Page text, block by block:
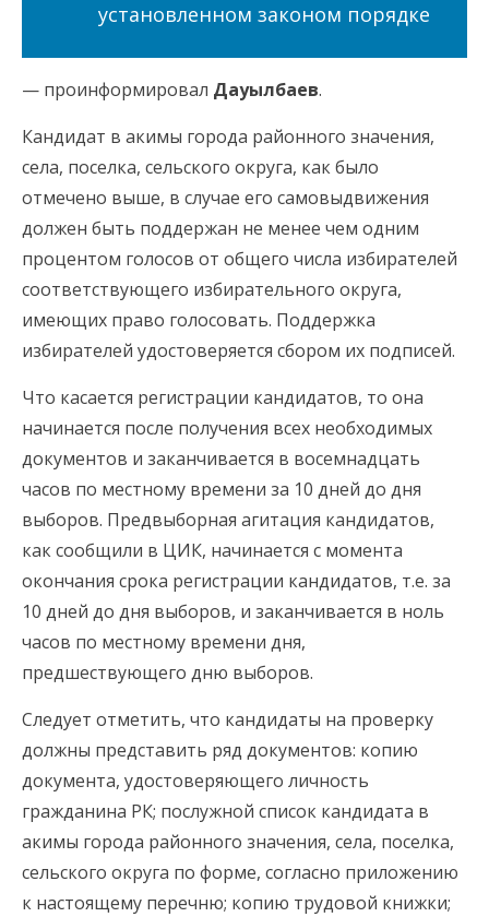
установленном законом порядке
— проинформировал Дауылбаев.
Кандидат в акимы города районного значения,
села, поселка, сельского округа, как было
отмечено выше, в случае его самовыдвижения
должен быть поддержан не менее чем одним
процентом голосов от общего числа избирателей
соответствующего избирательного округа,
имеющих право голосовать. Поддержка
избирателей удостоверяется сбором их подписей.
Что касается регистрации кандидатов, то она
начинается после получения всех необходимых
документов и заканчивается в восемнадцать
часов по местному времени за 10 дней до дня
выборов. Предвыборная агитация кандидатов,
как сообщили в ЦИК, начинается с момента
окончания срока регистрации кандидатов, т.е. за
10 дней до дня выборов, и заканчивается в ноль
часов по местному времени дня,
предшествующего дню выборов.
Следует отметить, что кандидаты на проверку
должны представить ряд документов: копию
документа, удостоверяющего личность
гражданина РК; послужной список кандидата в
акимы города районного значения, села, поселка,
сельского округа по форме, согласно приложению
к настоящему перечню; копию трудовой книжки;